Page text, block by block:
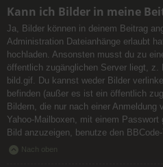
Kann ich Bilder in meine
Ja, Bilder können in deinem Beitrag
Administration Dateianhänge erlaubt
hochladen. Ansonsten musst du zu
öffentlich zugänglichen Server liegt,
bild.gif. Du kannst weder Bilder
befinden (außer es ist ein öffentlich
Bildern, die nur nach einer
Yahoo-Mailboxen, mit einem
Bild anzuzeigen, benutze den BBCode-
Nach oben